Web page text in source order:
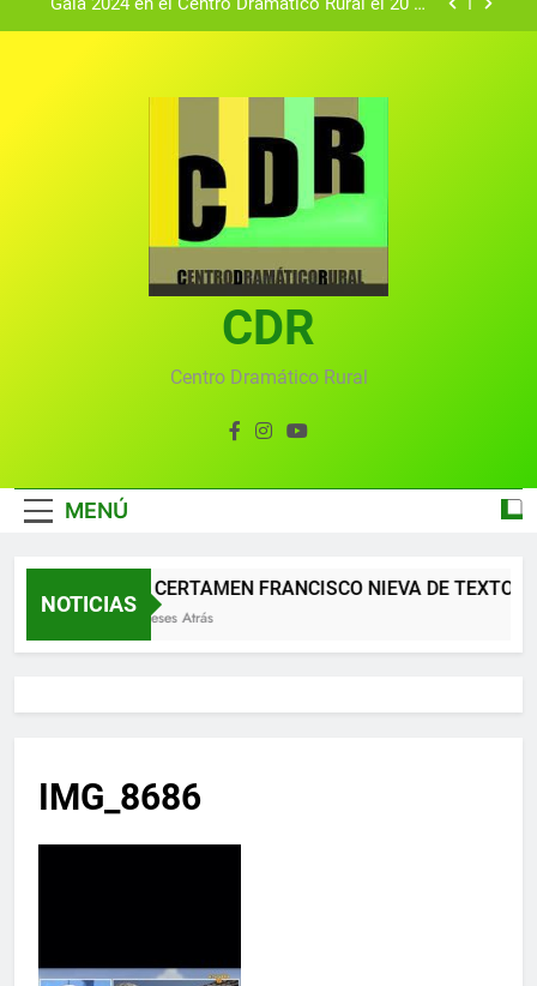
Gala 2024 en el Centro Dramático Rural el 20 de
convocado por el Centro Dramático Rural de Mira
(Cuenca)
Gala anual virtual del Centro Dramático Rural de
Gala del Centro Dramático Rural 2025
Gala 2024 en el Centro Dramático Rural el 20 de
Textos seleccionados en el VI Certamen
Francisco Nieva de piezas breves teatrales
convocado por el Centro Dramático Rural de Mira
Gala anual virtual del Centro Dramático Rural de
CDR
Centro Dramático Rural
MENÚ
NOTICIAS
XII CERTAMEN FRANCISCO NIEVA DE TEXTOS
2 Meses Atrás
IMG_8686